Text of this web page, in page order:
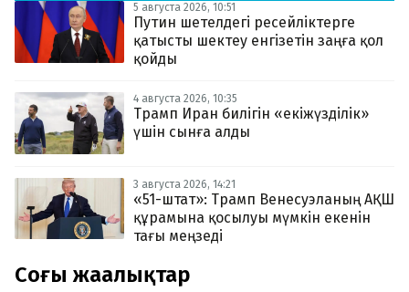
5 августа 2026, 10:51
Путин шетелдегі ресейліктерге
қатысты шектеу енгізетін заңға қол
қойды
4 августа 2026, 10:35
Трамп Иран билігін «екіжүзділік»
үшін сынға алды
3 августа 2026, 14:21
«51-штат»: Трамп Венесуэланың АҚШ
құрамына қосылуы мүмкін екенін
тағы меңзеді
Соңғы жаңалықтар